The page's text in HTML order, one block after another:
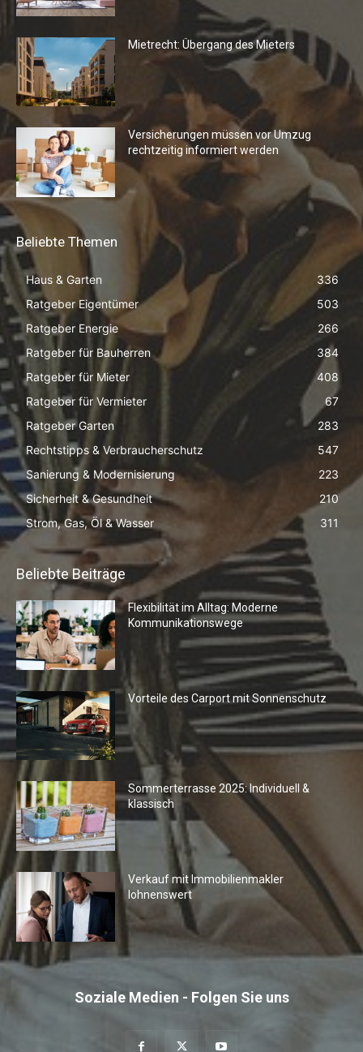
Mietrecht: Übergang des Mieters
Versicherungen müssen vor Umzug
rechtzeitig informiert werden
Beliebte Themen
Haus & Garten
336
Ratgeber Eigentümer
503
Ratgeber Energie
266
Ratgeber für Bauherren
384
Ratgeber für Mieter
408
Ratgeber für Vermieter
67
Ratgeber Garten
283
Rechtstipps & Verbraucherschutz
547
Sanierung & Modernisierung
223
Sicherheit & Gesundheit
210
Strom, Gas, Öl & Wasser
311
Beliebte Beiträge
Flexibilität im Alltag: Moderne
Kommunikationswege
Vorteile des Carport mit Sonnenschutz
Sommerterrasse 2025: Individuell &
klassisch
Verkauf mit Immobilienmakler
lohnenswert
Soziale Medien - Folgen Sie uns